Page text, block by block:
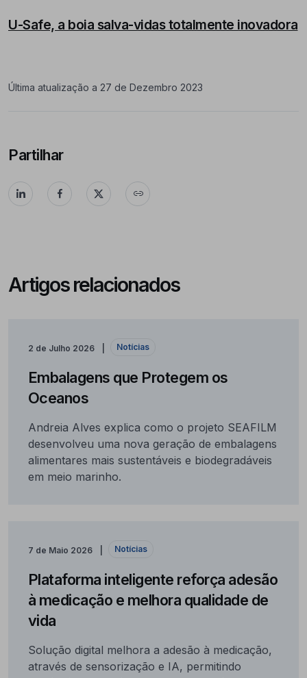
U-Safe, a boia salva-vidas totalmente inovadora
Última atualização a 27 de Dezembro 2023
Partilhar
Artigos relacionados
2 de Julho 2026 Notícias
Embalagens que Protegem os
Oceanos
Andreia Alves explica como o projeto SEAFILM
desenvolveu uma nova geração de embalagens
alimentares mais sustentáveis e biodegradáveis
em meio marinho.
7 de Maio 2026 Notícias
Plataforma inteligente reforça adesão
à medicação e melhora qualidade de
vida
Solução digital melhora a adesão à medicação,
através de sensorização e IA, permitindo